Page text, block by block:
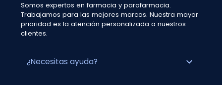
Somos expertos en farmacia y parafarmacia.
Trabajamos para las mejores marcas. Nuestra mayor
prioridad es la atención personalizada a nuestros
clientes.
¿Necesitas ayuda? expand_more